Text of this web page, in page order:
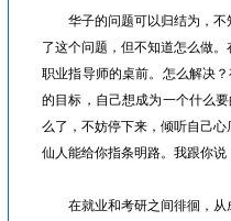
华子的问题可以归结为，不
了这个问题，但不知道怎么做
职业指导师的桌前。怎么解决
的目标，自己想成为一个什么
么了，不妨停下来，倾听自己
仙人能给你指条明路。我跟你说
在就业和考研之间徘徊，从